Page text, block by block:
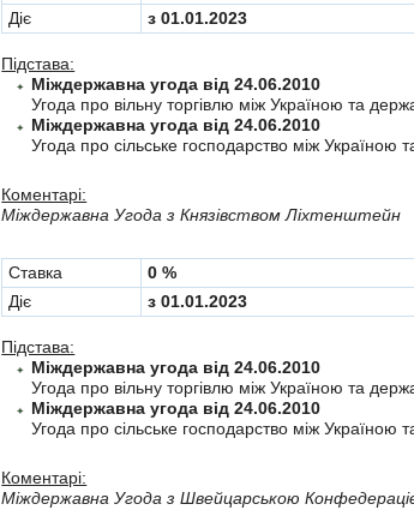
Діє
з 01.01.2023
Підстава:
Міждержавна угода від 24.06.2010
Угода про вiльну торгiвлю мiж Україною та
Міждержавна угода від 24.06.2010
Угода про сiльське господарство мiж
Коментарі:
Мiждержавна Угода з Князiвством Лiхтенштейн
Cтавка
0 %
Діє
з 01.01.2023
Підстава:
Міждержавна угода від 24.06.2010
Угода про вiльну торгiвлю мiж Україною та
Міждержавна угода від 24.06.2010
Угода про сiльське господарство мiж
Коментарі:
Мiждержавна Угода з Швейцарською